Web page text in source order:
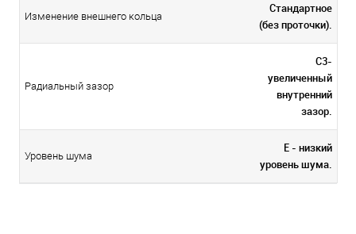
Изменение внешнего кольца
Стандартное
(без проточки).
Радиальный зазор
C3-
увеличенный
внутренний
зазор.
Уровень шума
E - низкий
уровень шума.